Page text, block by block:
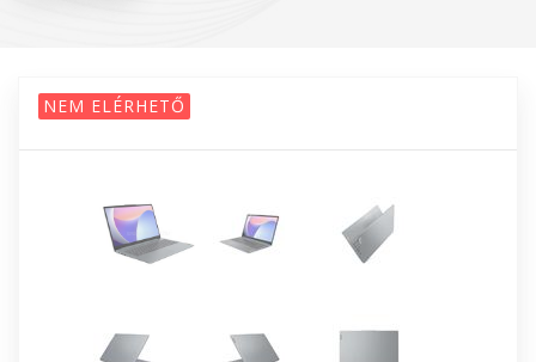
NEM ELÉRHETŐ